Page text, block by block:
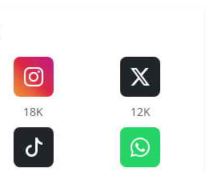
18K 12K